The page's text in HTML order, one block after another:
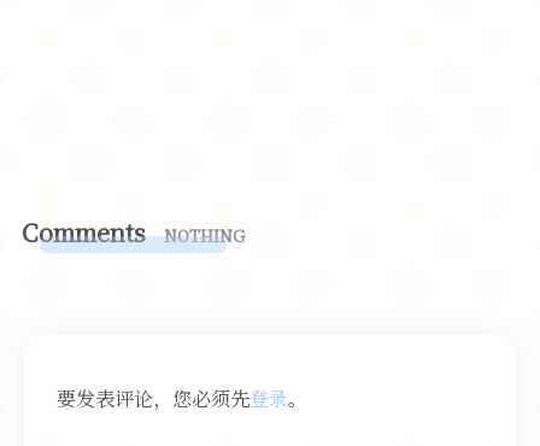
Comments NOTHING
要发表评论，您必须先登录。